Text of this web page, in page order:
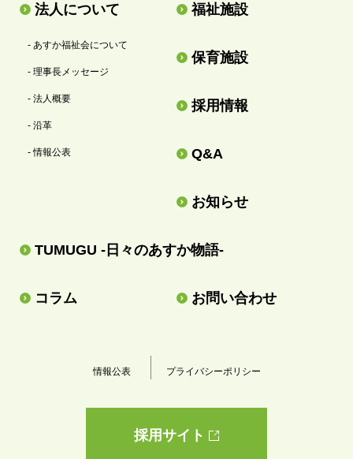
法人について
- あすか福祉会について
- 理事長メッセージ
- 法人概要
- 沿革
- 情報公表
福祉施設
保育施設
採用情報
Q&A
お知らせ
TUMUGU -日々のあすか物語-
コラム お問い合わせ
情報公表 プライバシーポリシー
採用サイト